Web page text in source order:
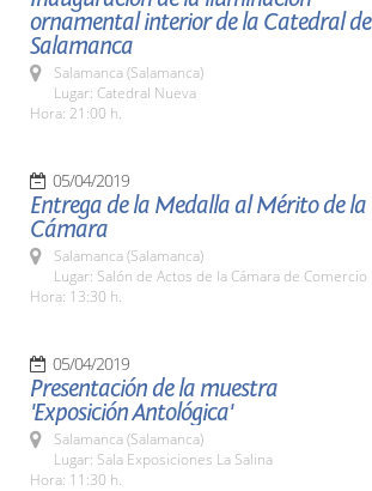
ornamental interior de la Catedral de
Salamanca
Salamanca (Salamanca)
Lugar: Catedral Nueva
Hora: 21:00 h.
05/04/2019
Entrega de la Medalla al Mérito de la
Cámara
Salamanca (Salamanca)
Lugar: Salón de Actos de la Cámara de Comercio
Hora: 13:30 h.
05/04/2019
Presentación de la muestra
'Exposición Antológica'
Salamanca (Salamanca)
Lugar: Sala Exposiciones La Salina
Hora: 11:30 h.